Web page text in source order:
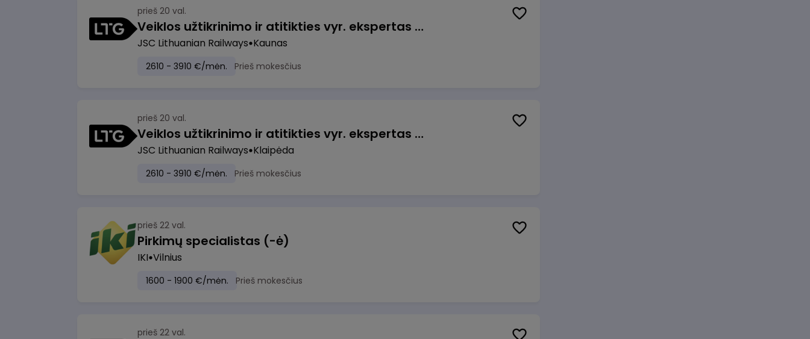
prieš 20 val.
Veiklos užtikrinimo ir atitikties vyr. ekspertas (-ė) (Kaunas) (Kaunas, LT)
JSC Lithuanian Railways Kaunas
2610 - 3910 €/mėn. Prieš mokesčius
prieš 20 val.
Veiklos užtikrinimo ir atitikties vyr. ekspertas (-ė) (Klaipėda) (Klaipėda, LT)
JSC Lithuanian Railways Klaipėda
2610 - 3910 €/mėn. Prieš mokesčius
prieš 22 val.
Pirkimų specialistas (-ė)
IKI Vilnius
1600 - 1900 €/mėn. Prieš mokesčius
prieš 22 val.